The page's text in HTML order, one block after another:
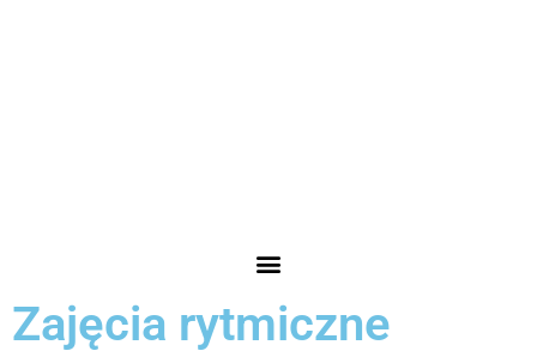
Zajęcia rytmiczne